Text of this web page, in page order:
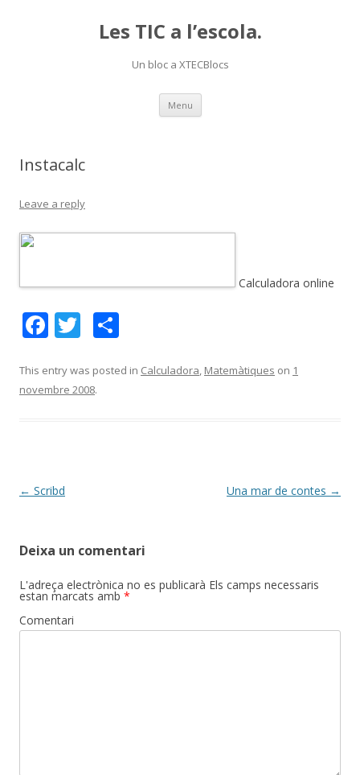
Les TIC a l’escola.
Un bloc a XTECBlocs
Menu Skip
content
Instacalc
Leave a reply
Calculadora online
F
e
b
k
T
itt
er
m
This entry was posted in Calculadora, Matemàtiques on 1
novembre 2008.
Post
← Scribd Una mar de contes →
Deixa un comentari
L'adreça electrònica no es publicarà Els camps necessaris
estan marcats amb *
Comentari